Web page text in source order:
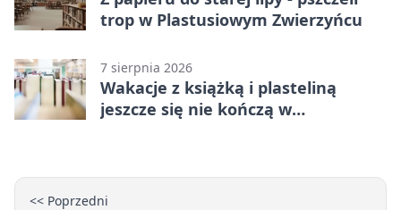
trop w Plastusiowym Zwierzyńcu
7 sierpnia 2026
Wakacje z książką i plasteliną
jeszcze się nie kończą w
<< Poprzedni